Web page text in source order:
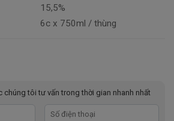
15,5%
6c x 750ml / thùng
tôi tư vấn trong thời gian nhanh nhất